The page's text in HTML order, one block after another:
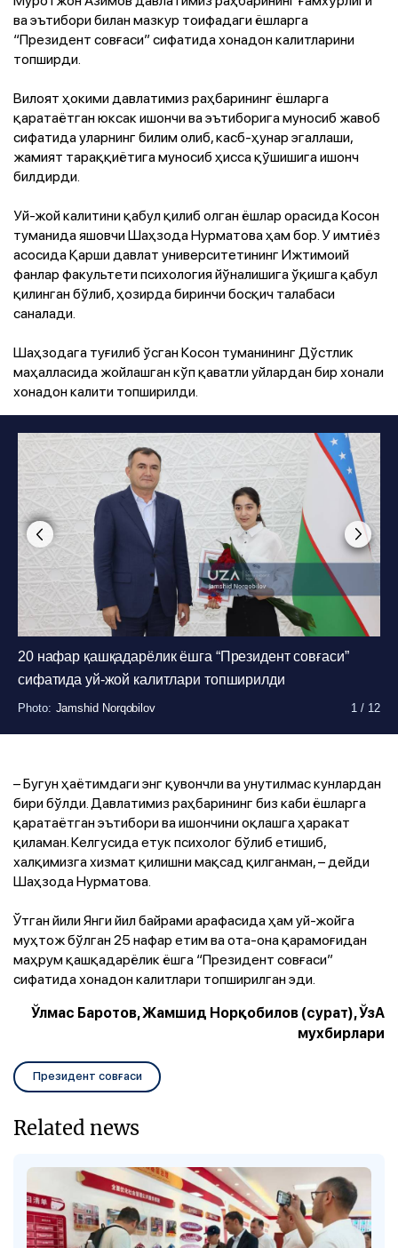
ва эътибори билан мазкур тоифадаги ёшларга
“Президент совғаси” сифатида хонадон калитларини
топширди.
Вилоят ҳокими давлатимиз раҳбарининг ёшларга
қаратаётган юксак ишончи ва эътиборига муносиб жавоб
сифатида уларнинг билим олиб, касб-ҳунар эгаллаши,
жамият тараққиётига муносиб ҳисса қўшишига ишонч
билдирди.
Уй-жой калитини қабул қилиб олган ёшлар орасида Косон
туманида яшовчи Шаҳзода Нурматова ҳам бор. У имтиёз
асосида Қарши давлат университетининг Ижтимоий
фанлар факультети психология йўналишига ўқишга қабул
қилинган бўлиб, ҳозирда биринчи босқич талабаси
саналади.
Шаҳзодага туғилиб ўсган Косон туманининг Дўстлик
маҳалласида жойлашган кўп қаватли уйлардан бир хонали
хонадон калити топширилди.
20 нафар қашқадарёлик ёшга “Президент совғаси”
сифатида уй-жой калитлари топширилди
Photo: Jamshid Norqobilov 1 / 12
Photo: Jamshid Norqobilov 1 / 12
Photo: Jamshid Norqobilov 1 / 12
Photo: Jamshid Norqobilov 1 / 12
Photo: Jamshid Norqobilov 1 / 12
Jamshid Norqobilov
Photo: Jamshid Norqobilov 1 / 12
Photo: Jamshid Norqobilov 1 / 12
Photo: Jamshid Norqobilov 1 / 12
Jamshid Norqobilov
Photo: Jamshid Norqobilov 1 / 12
Photo: Jamshid Norqobilov 1 / 12
– Бугун ҳаётимдаги энг қувончли ва унутилмас кунлардан
бири бўлди. Давлатимиз раҳбарининг биз каби ёшларга
қаратаётган эътибори ва ишончини оқлашга ҳаракат
қиламан. Келгусида етук психолог бўлиб етишиб,
халқимизга хизмат қилишни мақсад қилганман, – дейди
Шаҳзода Нурматова.
Ўтган йили Янги йил байрами арафасида ҳам уй-жойга
муҳтож бўлган 25 нафар етим ва ота-она қарамоғидан
маҳрум қашқадарёлик ёшга “Президент совғаси”
сифатида хонадон калитлари топширилган эди.
Ўлмас Баротов, Жамшид Норқобилов (сурат), ЎзА
мухбирлари
Президент совғаси
Related news